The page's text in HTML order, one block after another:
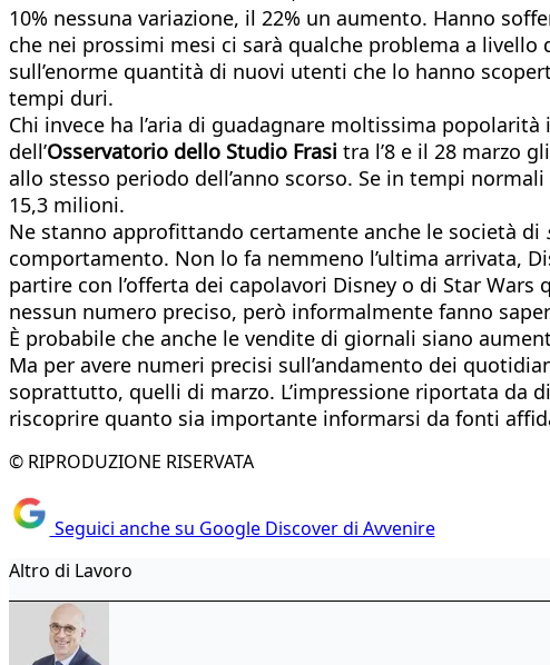
10% nessuna variazione, il 22% un aumento. Hanno
che nei prossimi mesi ci sarà qualche problema a
sull’enorme quantità di nuovi utenti che lo hanno
tempi duri.
Chi invece ha l’aria di guadagnare moltissima
dell’Osservatorio dello Studio Frasi tra l’8 e il 28 marzo
allo stesso periodo dell’anno scorso. Se in tempi
15,3 milioni.
Ne stanno approfittando certamente anche le società di
comportamento. Non lo fa nemmeno l’ultima arrivata,
partire con l’offerta dei capolavori Disney o di Star
nessun numero preciso, però informalmente fanno
È probabile che anche le vendite di giornali siano
Ma per avere numeri precisi sull’andamento dei
soprattutto, quelli di marzo. L’impressione riportata da
riscoprire quanto sia importante informarsi da fonti
© RIPRODUZIONE RISERVATA
Seguici anche su Google Discover di Avvenire
Altro di Lavoro